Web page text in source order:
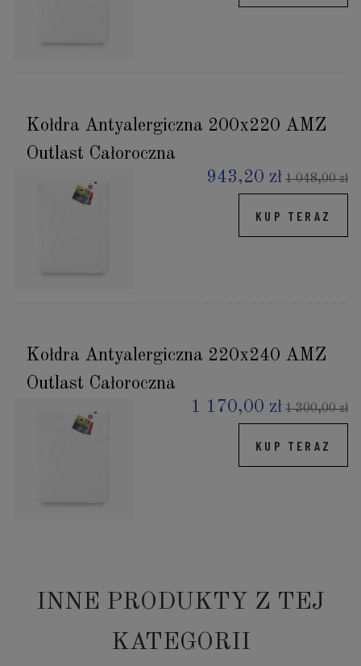
Kołdra Antyalergiczna 200x220 AMZ
Outlast Całoroczna
943,20 zł 1 048,00 zł
KUP TERAZ
Kołdra Antyalergiczna 220x240 AMZ
Outlast Całoroczna
1 170,00 zł 1 300,00 zł
KUP TERAZ
INNE PRODUKTY Z TEJ
KATEGORII